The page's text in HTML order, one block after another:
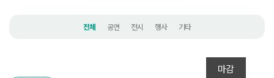
전체 공연 전시 행사 기타
마감